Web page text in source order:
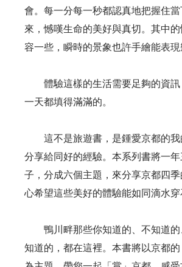
會。每一分每一秒都認真地把握住
來，憾嘆生命的美好與真切。其中
容一些，瞬時的景象也許手繪能表現
體驗這樣的生活需要足夠的資訊
一天都填得滿滿的。
這不是旅遊書，是鍾愛京都的我
分享給同好的經驗。本系列書將一年
子，分成六個主題，來分享京都四
心希望這些美好的體驗能如同滴水穿
鴨川畔那些你知道的、不知道的
知道的，都在這裡。本書將以京都的